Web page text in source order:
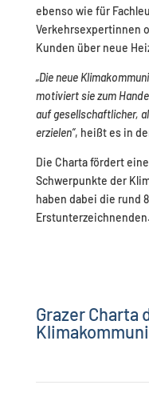
ebenso wie für
Verkehrsexpertinnen
Kunden über neue
„Die neue
motiviert sie zum
auf gesellschaftlicher,
erzielen“, heißt es in
Die Charta fördert
Schwerpunkte der
haben dabei die rund
Erstunterzeichnenden.
Grazer Charta